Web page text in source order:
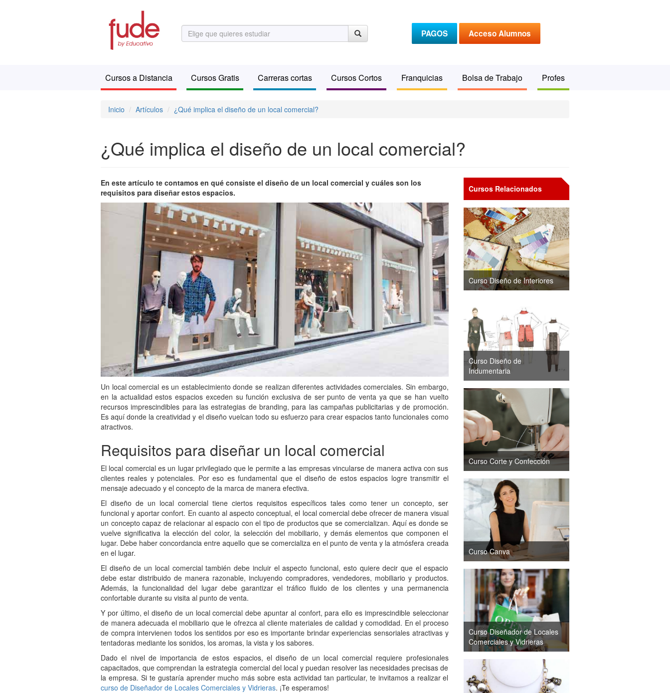
PAGOS Acceso Alumnos
Cursos a Distancia Cursos Gratis Carreras cortas Cursos Cortos Franquicias Bolsa de Trabajo Profes
Inicio Artículos ¿Qué implica el diseño de un local comercial?
¿Qué implica el diseño de un local comercial?
En este artículo te contamos en qué consiste el diseño de un local comercial y cuáles son los
requisitos para diseñar estos espacios.
Un local comercial es un establecimiento donde se realizan diferentes actividades comerciales. Sin embargo,
en la actualidad estos espacios exceden su función exclusiva de ser punto de venta ya que se han vuelto
recursos imprescindibles para las estrategias de branding, para las campañas publicitarias y de promoción.
Es aquí donde la creatividad y el diseño vuelcan todo su esfuerzo para crear espacios tanto funcionales como
atractivos.
Requisitos para diseñar un local comercial
El local comercial es un lugar privilegiado que le permite a las empresas vincularse de manera activa con sus
clientes reales y potenciales. Por eso es fundamental que el diseño de estos espacios logre transmitir el
mensaje adecuado y el concepto de la marca de manera efectiva.
El diseño de un local comercial tiene ciertos requisitos específicos tales como tener un concepto, ser
funcional y aportar confort. En cuanto al aspecto conceptual, el local comercial debe ofrecer de manera visual
un concepto capaz de relacionar al espacio con el tipo de productos que se comercializan. Aquí es donde se
vuelve significativa la elección del color, la selección del mobiliario, y demás elementos que componen el
lugar. Debe haber concordancia entre aquello que se comercializa en el punto de venta y la atmósfera creada
en el lugar.
El diseño de un local comercial también debe incluir el aspecto funcional, esto quiere decir que el espacio
debe estar distribuido de manera razonable, incluyendo compradores, vendedores, mobiliario y productos.
Además, la funcionalidad del lugar debe garantizar el tráfico fluido de los clientes y una permanencia
confortable durante su visita al punto de venta.
Y por último, el diseño de un local comercial debe apuntar al confort, para ello es imprescindible seleccionar
de manera adecuada el mobiliario que le ofrezca al cliente materiales de calidad y comodidad. En el proceso
de compra intervienen todos los sentidos por eso es importante brindar experiencias sensoriales atractivas y
tentadoras mediante los sonidos, los aromas, la vista y los sabores.
Dado el nivel de importancia de estos espacios, el diseño de un local comercial requiere profesionales
capacitados, que comprendan la estrategia comercial del local y puedan resolver las necesidades precisas de
la empresa. Si te gustaría aprender mucho más sobre esta actividad tan particular, te invitamos a realizar el
curso de Diseñador de Locales Comerciales y Vidrieras. ¡Te esperamos!
Cursos Relacionados
Curso Diseño de Interiores
Curso Diseño de
Indumentaria
Curso Corte y Confección
Curso Canva
Curso Diseñador de Locales
Comerciales y Vidrieras